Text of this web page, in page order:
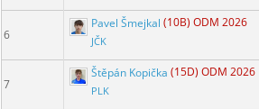
6
Pavel Šmejkal (10B) ODM 2026
JČK
7
Štěpán Kopička (15D) ODM 2026
PLK